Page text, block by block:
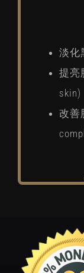
淡化
提亮
skin)
改善
淡化
提亮
skin)
改善
减轻
提亮
色斑
改善
skin)
容光
去除
acne
提亮
skin)
减轻
减轻
减轻
减轻
色斑
改善
skin)
容光